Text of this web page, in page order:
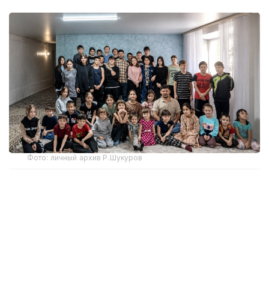
Фото: личный архив Р.Шукуров